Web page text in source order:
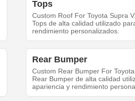
Tops
Custom Roof For Toyota Supra
Tops de alta calidad utilizado
rendimiento personalizados.
Rear Bumper
Custom Rear Bumper For
Rear Bumper de alta calidad
apariencia y rendimiento